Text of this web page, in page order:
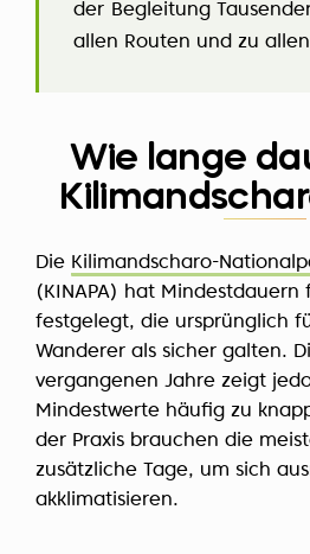
der Begleitung
allen Routen und zu
Wie lange
Die Kilimandscharo-
(KINAPA) hat Mindestdauern
festgelegt, die ursprünglich
Wanderer als sicher galten.
vergangenen Jahre zeigt
Mindestwerte häufig zu
der Praxis brauchen die
zusätzliche Tage, um sich
akklimatisieren.